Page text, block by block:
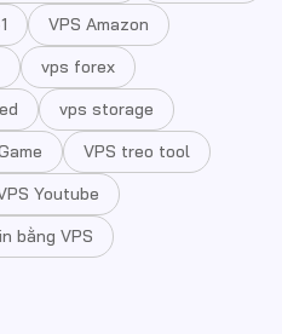
VPS Amazon
vps forex
vps storage
VPS treo tool
Youtube
bằng VPS